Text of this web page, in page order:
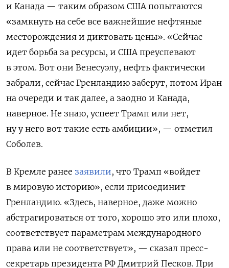
и Канада — таким образом США попытаются
«замкнуть на себе все важнейшие нефтяные
месторождения и диктовать цены». «Сейчас
идет борьба за ресурсы, и США преуспевают
в этом. Вот они Венесуэлу, нефть фактически
забрали, сейчас Гренландию заберут, потом Иран
на очереди и так далее, а заодно и Канада,
наверное. Не знаю, успеет Трамп или нет,
ну у него вот такие есть амбиции», — отметил
Соболев.
В Кремле ранее заявили, что Трамп «войдет
в мировую историю», если присоединит
Гренландию. «Здесь, наверное, даже можно
абстрагироваться от того, хорошо это или плохо,
соответствует параметрам международного
права или не соответствует», — сказал пресс-
секретарь президента РФ Дмитрий Песков. При